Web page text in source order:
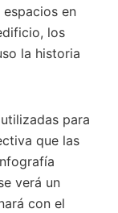
en
los
la historia
para
que las
verá un
con el